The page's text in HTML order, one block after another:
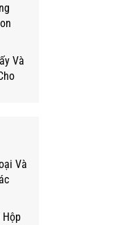
Và
Và
Hộp